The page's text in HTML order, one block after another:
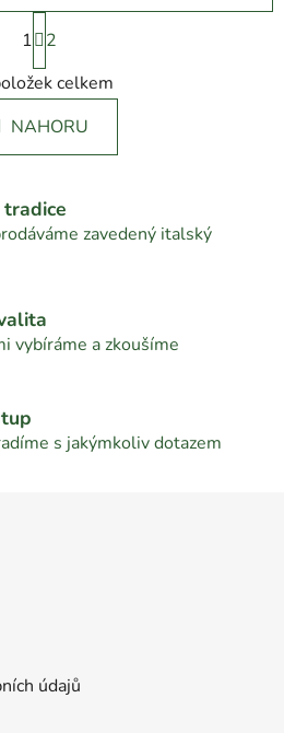
O
v
l
á
d
c
í
k
y
i
S
t
r
á
n
k
n
í
1
2
celkem
NAHORU
zavedený italský
vybíráme a zkoušíme
s jakýmkoliv dotazem
údajů